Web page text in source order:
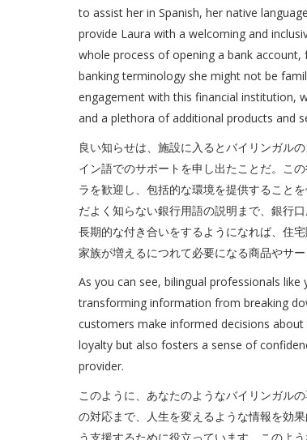
to assist her in Spanish, her native
provide Laura with a welcoming and
whole process of opening a bank
banking terminology she might not be
engagement with this financial institution,
and a plethora of additional products and
良い知らせは、施設に入るとバイリンガル
イン語でのサポートを申し出たことだ。こ
ラを歓迎し、包括的な環境を提供すること
だよく知らない銀行用語の説明まで、銀行
長期的な付き合いをするようになれば、住
家族が増えるにつれて必要になる商品やサ
As you can see, bilingual professionals
transforming information from breaking
customers make informed decisions
loyalty but also fosters a sense of
provider.
このように、あなたのようなバイリンガル
の対応まで、人生を変えるような情報を効